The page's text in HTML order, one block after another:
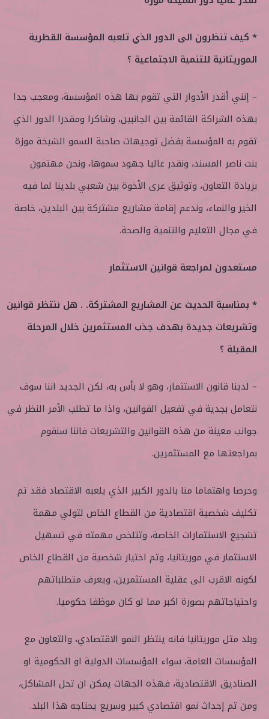
* كيف تنظرون الى الدور الذي تلعبه المؤسسة القطرية
الموريتانية للتنمية الاجتماعية ؟
– إنني أقدر الأدوار التي تقوم بها هذه المؤسسة، ومعجب جدا
بهذه الشراكة القائمة بين الجانبين، وشاكرا ومقدرا الدور الذي
تقوم به المؤسسة بفضل توجيهات صاحبة السمو الشيخة موزة
بنت ناصر المسند، ونقدر عاليا جهود سموها، ونحن مهتمون
بزيادة التعاون، وتوثيق عرى الأخوة بين شعبي بلدينا لما فيه
الخير والنماء، وندعم إقامة مشاريع مشتركة بين البلدين، خاصة
في مجال التعليم والتنمية والصحة.
مستعدون لمراجعة قوانين الاستثمار
* بمناسبة الحديث عن المشاريع المشتركة. . هل ننتظر قوانين
وتشريعات جديدة بهدف جذب المستثمرين خلال المرحلة
المقبلة ؟
– لدينا قانون الاستثمار، وهو لا بأس به، لكن الجديد اننا سوف
نتعامل بجدية في تفعيل القوانين، واذا ما تطلب الأمر النظر في
جوانب معينة من هذه القوانين والتشريعات فاننا سنقوم
بمراجعتها مع المستثمرين.
وحرصا واهتماما منا بالدور الكبير الذي يلعبه الاقتصاد فقد تم
تكليف شخصية اقتصادية من القطاع الخاص لتولي مهمة
تشجيع الاستثمارات الخاصة، وتتلخص مهمته في تسهيل
الاستثمار في موريتانيا، وتم اختيار شخصية من القطاع الخاص
لكونه الاقرب الى عقلية المستثمرين، ويعرف متطلباتهم
واحتياجاتهم بصورة اكبر مما لو كان موظفا حكوميا.
وبلد مثل موريتانيا فانه ينتظر النمو الاقتصادي، والتعاون مع
المؤسسات العامة، سواء المؤسسات الدولية او الحكومية او
الصناديق الاقتصادية، فهذه الجهات يمكن ان تحل المشاكل،
ومن ثم إحداث نمو اقتصادي كبير وسريع يحتاجه هذا البلد.